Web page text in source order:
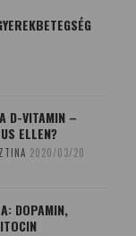
D-VITAMIN –
ELLEN?
2020/03/20
DOPAMIN,